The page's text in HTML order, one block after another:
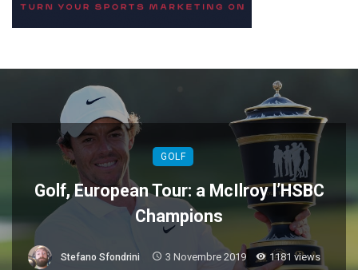
GOLF
Golf, European Tour: a McIlroy l’HSBC
Champions
Stefano Sfondrini 3 Novembre 2019
1181 views